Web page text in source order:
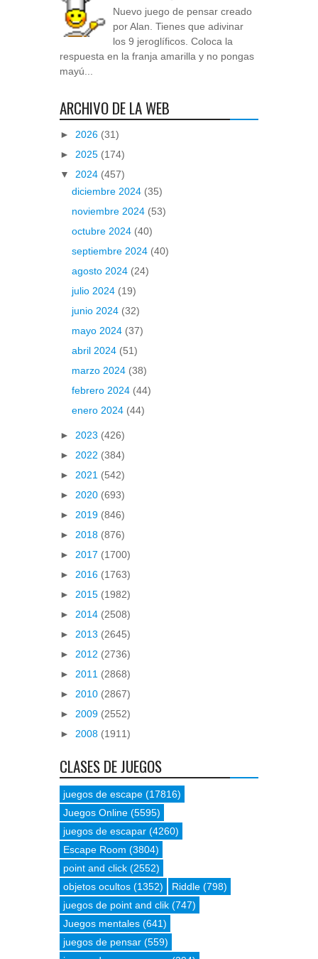
Nuevo juego de pensar creado
por Alan. Tienes que adivinar
los 9 jeroglíficos. Coloca la
respuesta en la franja amarilla y no pongas
mayú...
ARCHIVO DE LA WEB
► 2026 (31)
► 2025 (174)
▼ 2024 (457)
diciembre 2024 (35)
noviembre 2024 (53)
octubre 2024 (40)
septiembre 2024 (40)
agosto 2024 (24)
julio 2024 (19)
junio 2024 (32)
mayo 2024 (37)
abril 2024 (51)
marzo 2024 (38)
febrero 2024 (44)
enero 2024 (44)
► 2023 (426)
► 2022 (384)
► 2021 (542)
► 2020 (693)
► 2019 (846)
► 2018 (876)
► 2017 (1700)
► 2016 (1763)
► 2015 (1982)
► 2014 (2508)
► 2013 (2645)
► 2012 (2736)
► 2011 (2868)
► 2010 (2867)
► 2009 (2552)
► 2008 (1911)
CLASES DE JUEGOS
juegos de escape (17816)
Juegos Online (5595)
juegos de escapar (4260)
Escape Room (3804)
point and click (2552)
objetos ocultos (1352) Riddle (798)
juegos de point and clik (747)
Juegos mentales (641)
juegos de pensar (559)